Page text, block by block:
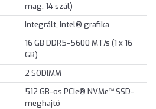
mag, 14 szál)
Integrált, Intel® grafika
16 GB DDR5-5600 MT/s (1 x 16
GB)
2 SODIMM
512 GB-os PCIe® NVMe™ SSD-
meghajtó